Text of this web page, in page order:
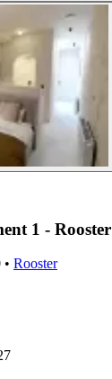
1 - Rooster
• Rooster